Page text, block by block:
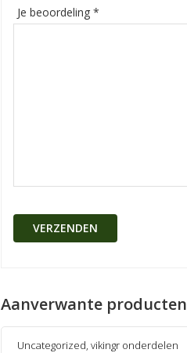
Je beoordeling *
Aanverwante producten
Uncategorized, vikingr onderdelen